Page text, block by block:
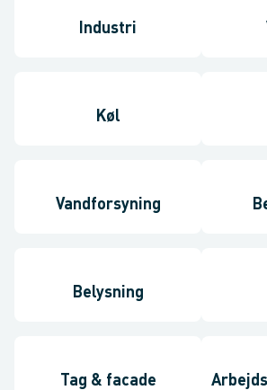
Industri
Køl
Vandforsyning
Belysning
Tag & facade